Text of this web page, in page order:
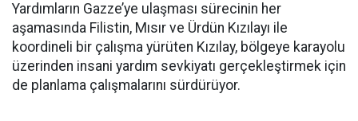
Yardımların Gazze’ye ulaşması sürecinin her
aşamasında Filistin, Mısır ve Ürdün Kızılayı ile
koordineli bir çalışma yürüten Kızılay, bölgeye karayolu
üzerinden insani yardım sevkiyatı gerçekleştirmek için
de planlama çalışmalarını sürdürüyor.